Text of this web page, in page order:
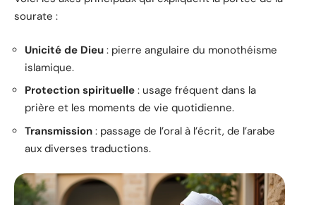
sourate :
Unicité de Dieu : pierre angulaire du monothéisme
islamique.
Protection spirituelle : usage fréquent dans la
prière et les moments de vie quotidienne.
Transmission : passage de l’oral à l’écrit, de l’arabe
aux diverses traductions.